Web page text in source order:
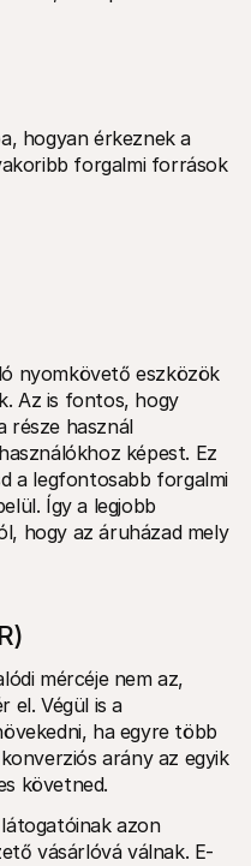
hogyan érkeznek a
forgalmi források
nyomkövető eszközök
Az is fontos, hogy
része használ
képest. Ez
a legfontosabb forgalmi
Így a legjobb
hogy az áruházad mely
mércéje nem az,
el. Végül is a
ha egyre több
arány az egyik
követned.
azon
vásárlóvá válnak. E-